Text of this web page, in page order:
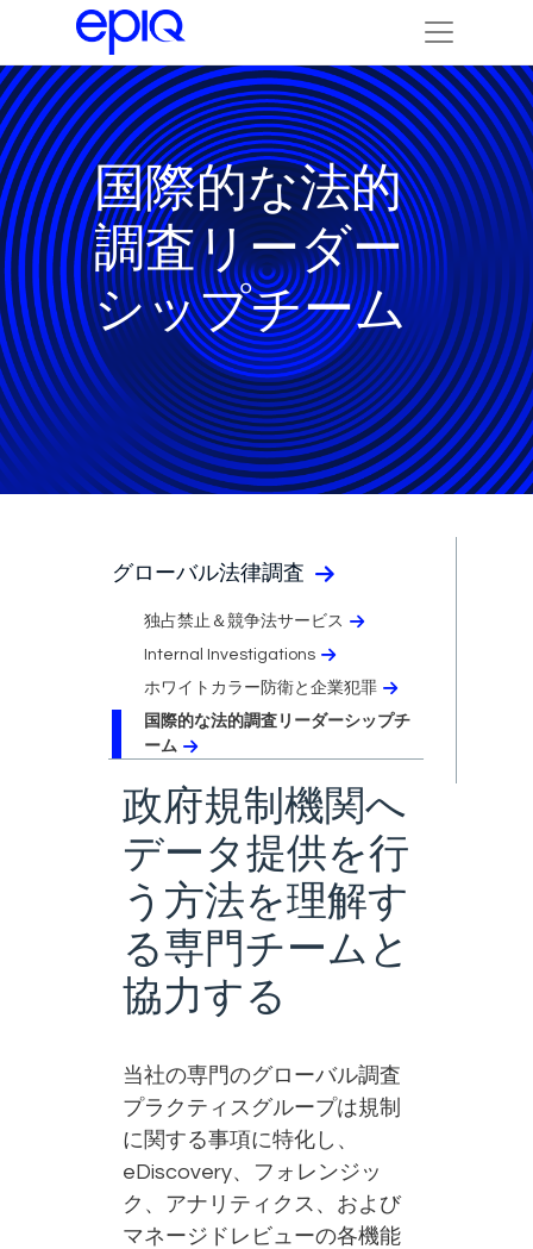
国際的な法的
調査リーダー
シップチーム
グローバル法律調査
独占禁止＆競争法サービス
Internal Investigations
ホワイトカラー防衛と企業犯罪
国際的な法的調査リーダーシップチ
ーム
政府規制機関へ
データ提供を行
う方法を理解す
る専門チームと
協力する
当社の専門のグローバル調査
プラクティスグループは規制
に関する事項に特化し、
eDiscovery、フォレンジッ
ク、アナリティクス、および
マネージドレビューの各機能